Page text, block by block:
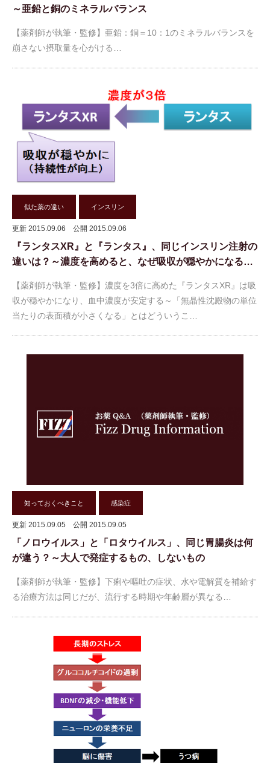
～亜鉛と銅のミネラルバランス
【薬剤師が執筆・監修】亜鉛：銅＝10：1のミネラルバランスを
崩さない摂取量を心がける…
似た薬の違い インスリン
更新 2015.09.06 公開 2015.09.06
『ランタスXR』と『ランタス』、同じインスリン注射の
違いは？～濃度を高めると、なぜ吸収が穏やかになる…
【薬剤師が執筆・監修】濃度を3倍に高めた『ランタスXR』は吸
収が穏やかになり、血中濃度が安定する～「無晶性沈殿物の単位
当たりの表面積が小さくなる」とはどういうこ…
知っておくべきこと 感染症
更新 2015.09.05 公開 2015.09.05
「ノロウイルス」と「ロタウイルス」、同じ胃腸炎は何
が違う？～大人で発症するもの、しないもの
【薬剤師が執筆・監修】下痢や嘔吐の症状、水や電解質を補給す
る治療方法は同じだが、流行する時期や年齢層が異なる…